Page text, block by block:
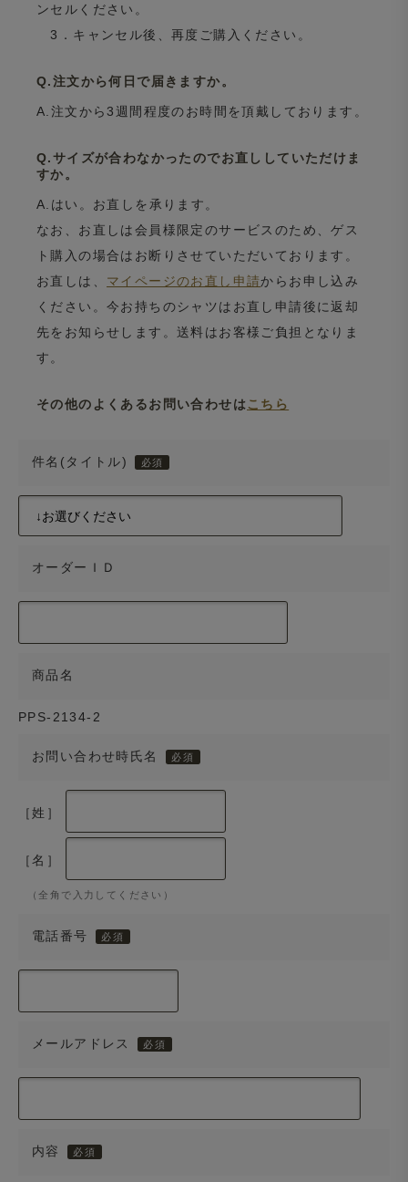
ンセルください。
3．キャンセル後、再度ご購入ください。
Q.注文から何日で届きますか。
A.注文から3週間程度のお時間を頂戴しております。
Q.サイズが合わなかったのでお直ししていただけま
すか。
A.はい。お直しを承ります。
なお、お直しは会員様限定のサービスのため、ゲス
ト購入の場合はお断りさせていただいております。
お直しは、 マイページのお直し申請からお申し込み
ください。今お持ちのシャツはお直し申請後に返却
先をお知らせします。送料はお客様ご負担となりま
す。
その他のよくあるお問い合わせは こちら
件名(タイトル)
オーダーＩＤ
商品名
PPS-2134-2
お問い合わせ時氏名
［姓］
［名］
（全角で入力してください）
電話番号
メールアドレス
内容